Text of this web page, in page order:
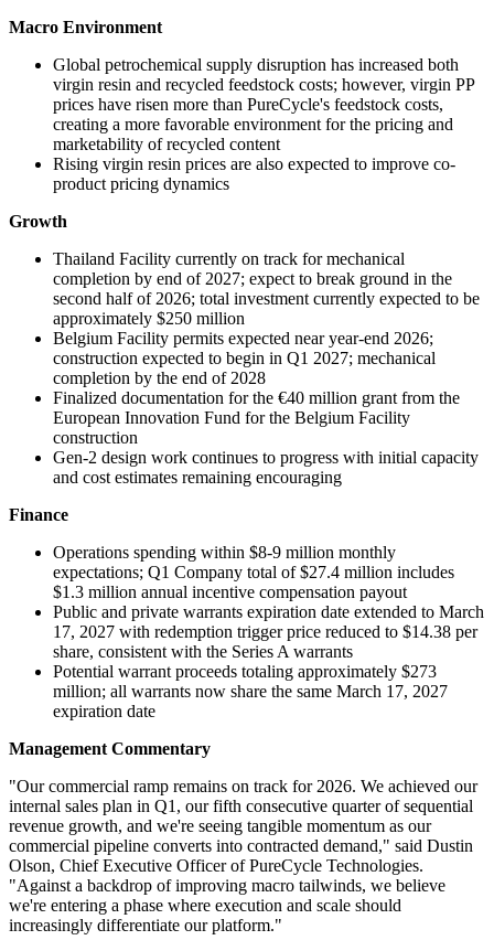
Macro Environment
Global petrochemical supply disruption has increased both
virgin resin and recycled feedstock costs; however, virgin PP
prices have risen more than PureCycle's feedstock costs,
creating a more favorable environment for the pricing and
marketability of recycled content
Rising virgin resin prices are also expected to improve co-
product pricing dynamics
Growth
Thailand Facility currently on track for mechanical
completion by end of 2027; expect to break ground in the
second half of 2026; total investment currently expected to be
approximately $250 million
Belgium Facility permits expected near year-end 2026;
construction expected to begin in Q1 2027; mechanical
completion by the end of 2028
Finalized documentation for the €40 million grant from the
European Innovation Fund for the Belgium Facility
construction
Gen-2 design work continues to progress with initial capacity
and cost estimates remaining encouraging
Finance
Operations spending within $8-9 million monthly
expectations; Q1 Company total of $27.4 million includes
$1.3 million annual incentive compensation payout
Public and private warrants expiration date extended to March
17, 2027 with redemption trigger price reduced to $14.38 per
share, consistent with the Series A warrants
Potential warrant proceeds totaling approximately $273
million; all warrants now share the same March 17, 2027
expiration date
Management Commentary
"Our commercial ramp remains on track for 2026. We achieved our
internal sales plan in Q1, our fifth consecutive quarter of sequential
revenue growth, and we're seeing tangible momentum as our
commercial pipeline converts into contracted demand," said Dustin
Olson, Chief Executive Officer of PureCycle Technologies.
"Against a backdrop of improving macro tailwinds, we believe
we're entering a phase where execution and scale should
increasingly differentiate our platform."